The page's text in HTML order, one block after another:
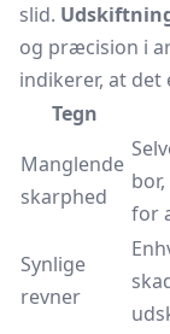
slid.
og præcision i
indikerer, at
Tegn
Manglende
skarphed
for
Synlige
revner